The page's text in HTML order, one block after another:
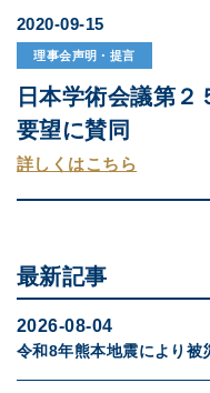
2020-09-15
理事会声明・提言
日本学術会議第２
要望に賛同
詳しくはこちら
最新記事
2026-08-04
令和8年熊本地震により被